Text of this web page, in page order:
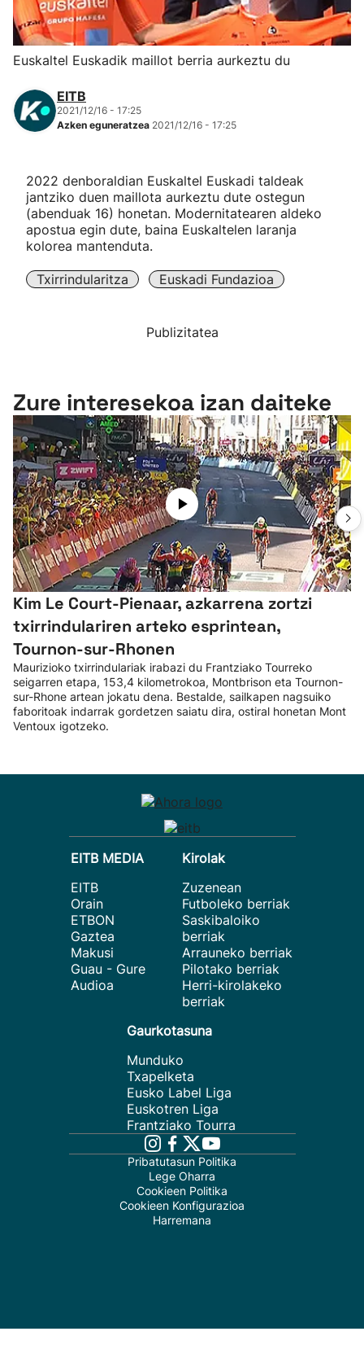
Herri-kirolak
Eskubaloia
Kirolak 360
Mendi-lasterketak
Kirol gehiago
"Helmuga"
Euskaltel Euskadik maillot berria aurkeztu du
EITB
2021/12/16 - 17:25
Azken eguneratzea 2021/12/16 - 17:25
2022 denboraldian Euskaltel Euskadi taldeak
jantziko duen maillota aurkeztu dute ostegun
(abenduak 16) honetan. Modernitatearen aldeko
apostua egin dute, baina Euskaltelen laranja
kolorea mantenduta.
Txirrindularitza Euskadi Fundazioa
Publizitatea
Zure interesekoa izan daiteke
Kim Le Court-Pienaar, azkarrena zortzi
txirrindulariren arteko esprintean,
Tournon-sur-Rhonen
Maurizioko txirrindulariak irabazi du Frantziako Tourreko
seigarren etapa, 153,4 kilometrokoa, Montbrison eta Tournon-
sur-Rhone artean jokatu dena. Bestalde, sailkapen nagsuiko
faboritoak indarrak gordetzen saiatu dira, ostiral honetan Mont
Ventoux igotzeko.
EITB MEDIA
EITB
Orain
ETBON
Gaztea
Makusi
Guau - Gure
Audioa
Kirolak
Zuzenean
Futboleko berriak
Saskibaloiko
berriak
Arrauneko berriak
Pilotako berriak
Herri-kirolakeko
berriak
Gaurkotasuna
Munduko
Txapelketa
Eusko Label Liga
Euskotren Liga
Frantziako Tourra
Pribatutasun Politika
Lege Oharra
Cookieen Politika
Cookieen Konfigurazioa
Harremana